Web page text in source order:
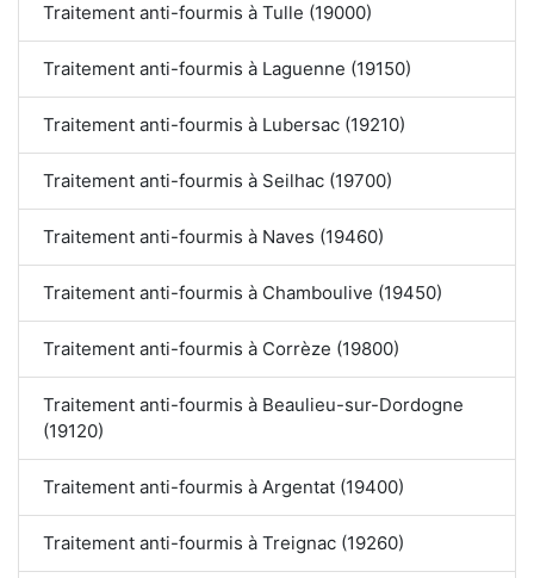
Traitement anti-fourmis à Tulle (19000)
Traitement anti-fourmis à Laguenne (19150)
Traitement anti-fourmis à Lubersac (19210)
Traitement anti-fourmis à Seilhac (19700)
Traitement anti-fourmis à Naves (19460)
Traitement anti-fourmis à Chamboulive (19450)
Traitement anti-fourmis à Corrèze (19800)
Traitement anti-fourmis à Beaulieu-sur-Dordogne
(19120)
Traitement anti-fourmis à Argentat (19400)
Traitement anti-fourmis à Treignac (19260)